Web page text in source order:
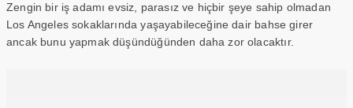
Zengin bir iş adamı evsiz, parasız ve hiçbir şeye sahip olmadan
Los Angeles sokaklarında yaşayabileceğine dair bahse girer
ancak bunu yapmak düşündüğünden daha zor olacaktır.